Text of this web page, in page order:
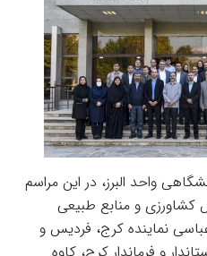
واحد البرز، در این مراسم
در پردیس کشاورزی و منابع طبیعی
نماینده کرج، فردیس و